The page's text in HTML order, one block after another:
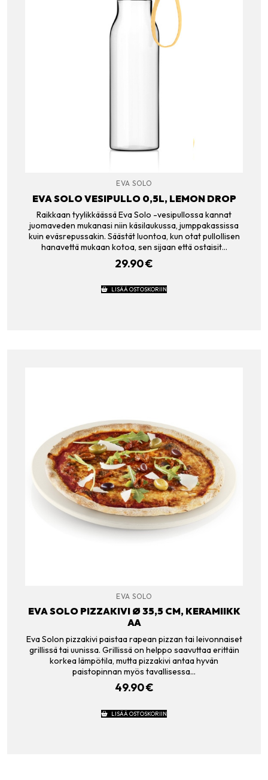
EVA SOLO
EVA SOLO VESIPULLO 0,5L, LEMON DROP
Raikkaan tyylikkäässä Eva Solo -vesipullossa kannat
juomaveden mukanasi niin käsilaukussa, jumppakassissa
kuin eväsrepussakin. Säästät luontoa, kun otat pullollisen
hanavettä mukaan kotoa, sen sijaan että ostaisit…
29.90€
LISÄÄ OSTOSKORIIN
EVA SOLO
EVA SOLO PIZZAKIVI Ø 35,5 CM, KERAMIIKK
AA
Eva Solon pizzakivi paistaa rapean pizzan tai leivonnaiset
grillissä tai uunissa. Grillissä on helppo saavuttaa erittäin
korkea lämpötila, mutta pizzakivi antaa hyvän
paistopinnan myös tavallisessa…
49.90€
LISÄÄ OSTOSKORIIN